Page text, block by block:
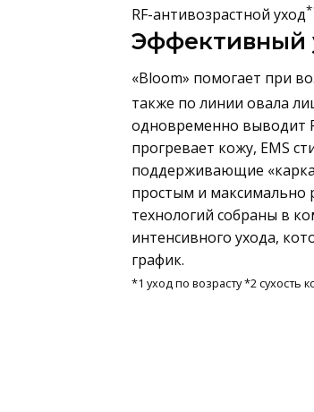
RF-антивозрастной уход
Эффективный
«Bloom» помогает при
также по линии овала
одновременно выводит
прогревает кожу, EMS
поддерживающие
простым и максимально
технологий собраны в
интенсивного ухода,
график.
*1 уход по возрасту *2 сухость